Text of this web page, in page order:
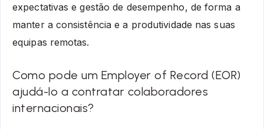
expectativas e gestão de desempenho, de forma a
manter a consistência e a produtividade nas suas
equipas remotas.
Como pode um Employer of Record (EOR)
ajudá-lo a contratar colaboradores
internacionais?